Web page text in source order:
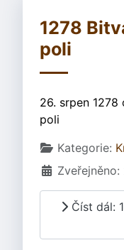
1278
poli
26. srpen
poli
Základní údaje
Kategorie:
Zveřejněno:
Číst dál: